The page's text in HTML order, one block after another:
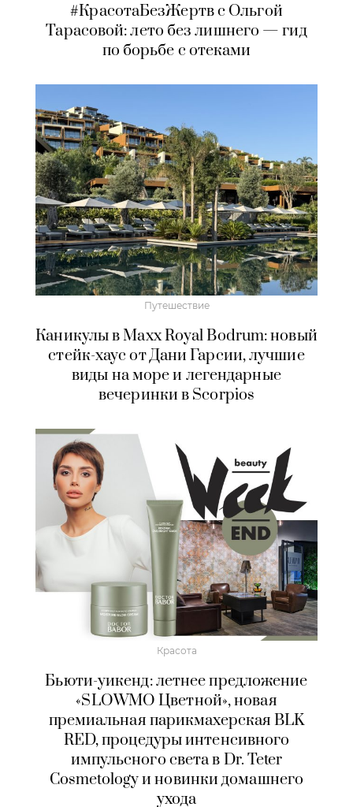
#КрасотаБезЖертв с Ольгой
Тарасовой: лето без лишнего — гид
по борьбе с отеками
Путешествие
Каникулы в Maxx Royal Bodrum: новый
стейк-хаус от Дани Гарсии, лучшие
виды на море и легендарные
вечеринки в Scorpios
Красота
Бьюти-уикенд: летнее предложение
«SLOWMO Цветной», новая
премиальная парикмахерская BLK
RED, процедуры интенсивного
импульсного света в Dr. Teter
Cosmetology и новинки домашнего
ухода